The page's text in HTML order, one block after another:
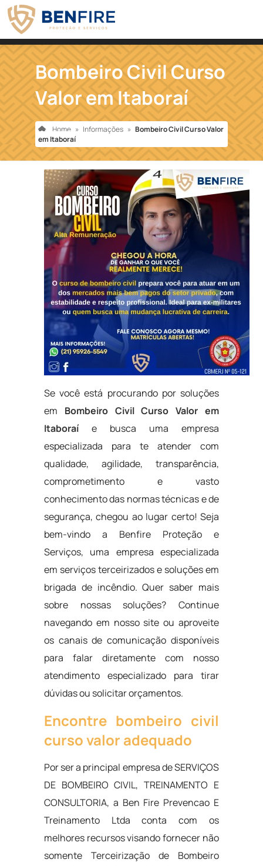
Bombeiro Civil Curso
Valor em Itaboraí
Home » Informações » Bombeiro Civil Curso Valor
em Itaboraí
Se você está procurando por soluções
em Bombeiro Civil Curso Valor em
Itaboraíe busca uma empresa
especializada para te atender com
qualidade, agilidade, transparência,
comprometimento e vasto
conhecimento das normas técnicas e de
segurança, chegou ao lugar certo! Seja
bem-vindo a Benfire Proteção e
Serviços, uma empresa especializada
em serviços terceirizados e soluções em
brigada de incêndio. Quer saber mais
sobre nossas soluções? Continue
navegando em nosso site ou aproveite
os canais de comunicação disponíveis
para falar diretamente com nosso
atendimento especializado para tirar
dúvidas ou solicitar orçamentos.
Encontre bombeiro civil
curso valor adequado
Por ser a principal empresa de SERVIÇOS
DE BOMBEIRO CIVIL, TREINAMENTO E
CONSULTORIA, a Ben Fire Prevencao E
Treinamento Ltda conta com os
melhores recursos visando fornecer não
somente Terceirização de Bombeiro